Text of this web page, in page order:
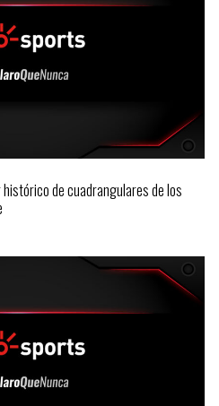
de cuadrangulares de los